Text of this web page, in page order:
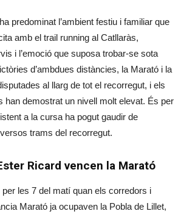
predominat l’ambient festiu i familiar que
amb el trail running al Catllaràs,
i l’emoció que suposa trobar-se sota
d’ambdues distàncies, la Marató i la
al llarg de tot el recorregut, i els
han demostrat un nivell molt elevat. És per
a la cursa ha pogut gaudir de
trams del recorregut.
Ricard vencen la Marató
les 7 del matí quan els corredors i
Marató ja ocupaven la Pobla de Lillet,